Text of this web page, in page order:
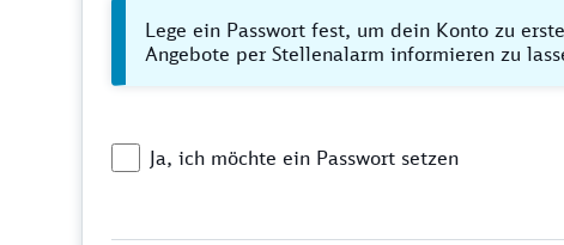
Lege ein Passwort fest, um dein Konto zu
Angebote per Stellenalarm informieren zu
Ja, ich möchte ein Passwort setzen